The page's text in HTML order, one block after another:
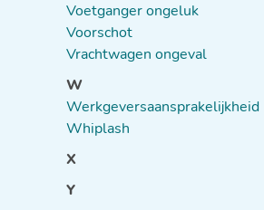
Voetganger ongeluk
Voorschot
Vrachtwagen ongeval
W
Werkgeversaansprakelijkheid
Whiplash
X
Y